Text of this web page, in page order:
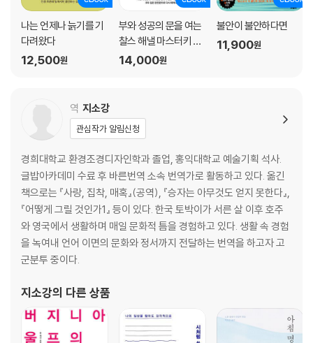
나는 언제나 늙기를 기
다려왔다
12,500원
부와 성공의 문을 여는
찰스 해낼 마스터키 시
스템
14,000원
불안이 불안하다면
11,900원
역 지소강
관심작가 알림신청
경희대학교 환경조경디자인학과 졸업, 홍익대학교 예술기획 석사.
글밥아카데미 수료 후 바른번역 소속 번역가로 활동하고 있다. 옮긴
책으로는 『사랑, 집착, 매혹』(공역), 『승자는 아무것도 얻지 못한다』,
『어떻게 그릴 것인가1』 등이 있다. 한국 토박이가 서른 살 이후 호주
와 영국에서 생활하며 매일 문화적 틈을 경험하고 있다. 생활 속 경험
을 녹여내 언어 이면의 문화와 정서까지 전달하는 번역을 하고자 고
군분투 중이다.
지소강의 다른 상품